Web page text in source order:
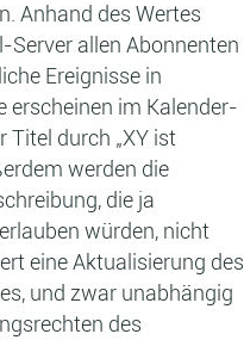
Anhand des Wertes
Server allen Abonnenten
Ereignisse in
erscheinen im Kalender-
Titel durch „XY ist
werden die
die ja
würden, nicht
eine Aktualisierung des
und zwar unabhängig
des